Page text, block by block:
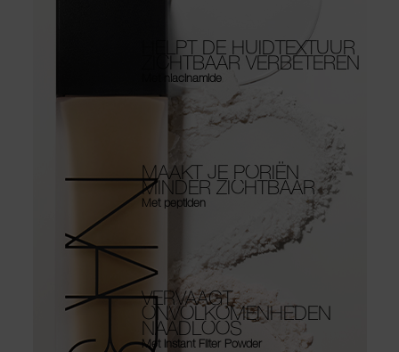
HELPT DE HUIDTEXTUUR
ZICHTBAAR VERBETEREN
Met niacinamide
MAAKT JE PORIËN
MINDER ZICHTBAAR
Met peptiden
VERVAAGT
ONVOLKOMENHEDEN
NAADLOOS
Met Instant Filter Powder